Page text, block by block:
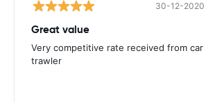
30-12-2020
Great value
Very competitive rate received from car
trawler